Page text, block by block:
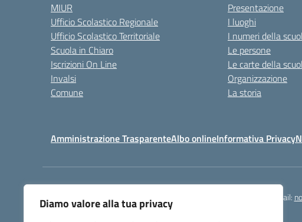
Diamo valore alla tua privacy
MIUR
Ufficio Scolastico Regionale
Ufficio Scolastico Territoriale
Scuola in Chiaro
Iscrizioni On Line
Invalsi
Comune
Presentazione
I luoghi
I numeri della
Le persone
Le carte della
Organizzazione
La storia
Amministrazione TrasparenteAlbo onlineInformativa Privacy
Email: